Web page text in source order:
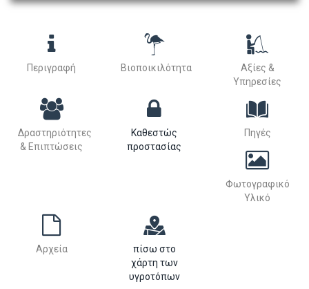
Περιγραφή Βιοποικιλότητα
Αξίες &
Υπηρεσίες
Δραστηριότητες
& Επιπτώσεις
Καθεστώς
προστασίας
Πηγές
Φωτογραφικό
Υλικό
Αρχεία
πίσω στο
χάρτη των
υγροτόπων